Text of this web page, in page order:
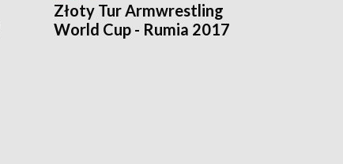
Złoty Tur Armwrestling
World Cup - Rumia 2017